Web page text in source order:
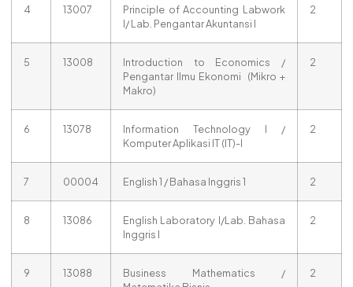
4 13007
Principle of Accounting Labwork
I/ Lab. Pengantar Akuntansi I
2
5 13008
Introduction to Economics /
Pengantar Ilmu Ekonomi (Mikro +
Makro)
2
6 13078
Information Technology I /
Komputer Aplikasi IT (IT)-I
2
7 00004 English 1 / Bahasa Inggris 1 2
8 13086
English Laboratory I/Lab. Bahasa
Inggris I
2
9 13088
Business Mathematics /
2